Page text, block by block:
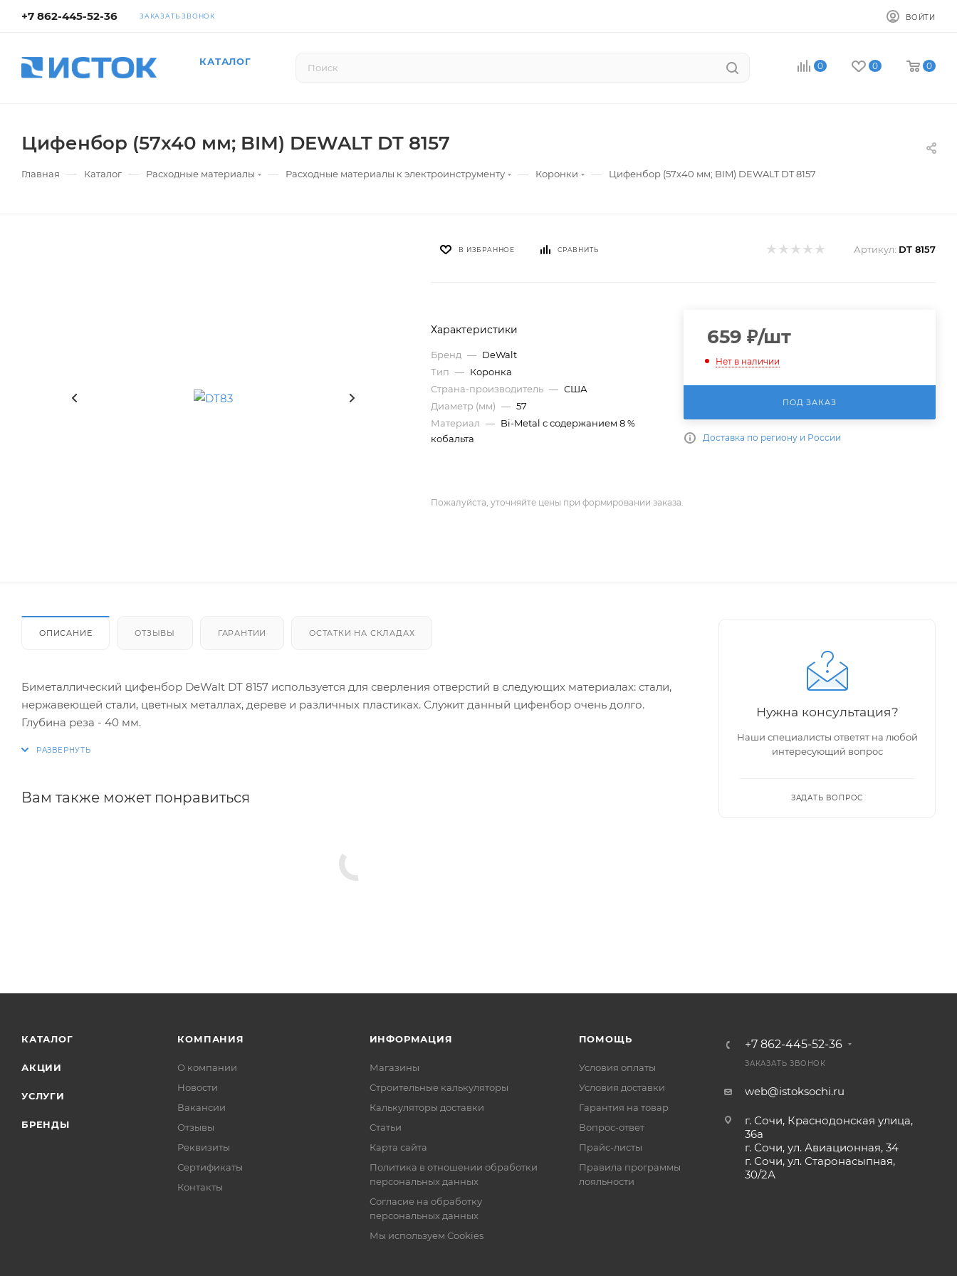
+7 862-445-52-36 ЗАКАЗАТЬ ЗВОНОК ВОЙТИ
КАТАЛОГ 0 0 0
Цифенбор (57х40 мм; BIM) DEWALT DT 8157
Главная — Каталог — Расходные материалы — Расходные материалы к электроинструменту — Коронки — Цифенбор (57х40 мм; BIM) DEWALT DT 8157
В ИЗБРАННОЕ СРАВНИТЬ Артикул: DT 8157
Характеристики
Бренд — DeWalt
Тип — Коронка
Страна-производитель — США
Диаметр (мм) — 57
Материал — Bi-Metal с содержанием 8 %
кобальта
659 ₽/шт
Нет в наличии
ПОД ЗАКАЗ
Доставка по региону и России
Пожалуйста, уточняйте цены при формировании заказа.
ОПИСАНИЕ ОТЗЫВЫ ГАРАНТИИ ОСТАТКИ НА СКЛАДАХ
Биметаллический цифенбор DeWalt DT 8157 используется для сверления отверстий в следующих материалах: стали,
нержавеющей стали, цветных металлах, дереве и различных пластиках. Служит данный цифенбор очень долго.
Глубина реза - 40 мм.
Вам также может понравиться
Нужна консультация?
Наши специалисты ответят на любой
интересующий вопрос
ЗАДАТЬ ВОПРОС
КАТАЛОГ
АКЦИИ
УСЛУГИ
БРЕНДЫ
КОМПАНИЯ
О компании
Новости
Вакансии
Отзывы
Реквизиты
Сертификаты
Контакты
ИНФОРМАЦИЯ
Магазины
Строительные калькуляторы
Калькуляторы доставки
Статьи
Карта сайта
Политика в отношении обработки
персональных данных
Согласие на обработку
персональных данных
Мы используем Cookies
ПОМОЩЬ
Условия оплаты
Условия доставки
Гарантия на товар
Вопрос-ответ
Прайс-листы
Правила программы
лояльности
+7 862-445-52-36
ЗАКАЗАТЬ ЗВОНОК
web@istoksochi.ru
г. Сочи, Краснодонская улица,
36а
г. Сочи, ул. Авиационная, 34
г. Сочи, ул. Старонасыпная,
30/2А